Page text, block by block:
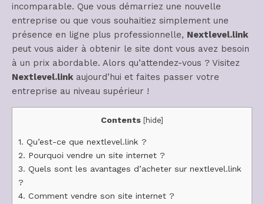
incomparable. Que vous démarriez une nouvelle
entreprise ou que vous souhaitiez simplement une
présence en ligne plus professionnelle, Nextlevel.link
peut vous aider à obtenir le site dont vous avez besoin
à un prix abordable. Alors qu’attendez-vous ? Visitez
Nextlevel.link aujourd’hui et faites passer votre
entreprise au niveau supérieur !
Contents [hide]
1. Qu’est-ce que nextlevel.link ?
2. Pourquoi vendre un site internet ?
3. Quels sont les avantages d’acheter sur nextlevel.link
?
4. Comment vendre son site internet ?